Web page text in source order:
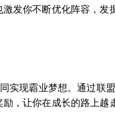
发你不断优化阵容，发
实现霸业梦想。通过联
，让你在成长的路上越